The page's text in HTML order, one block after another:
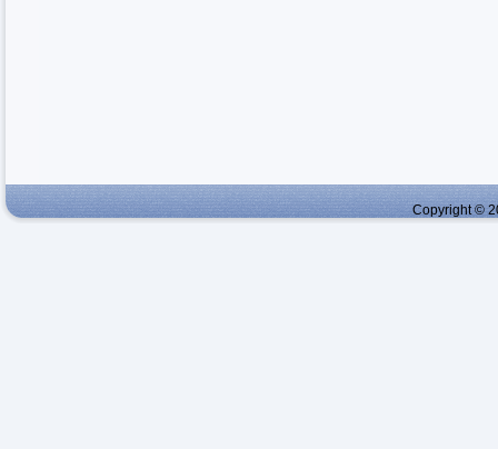
Copyright ©